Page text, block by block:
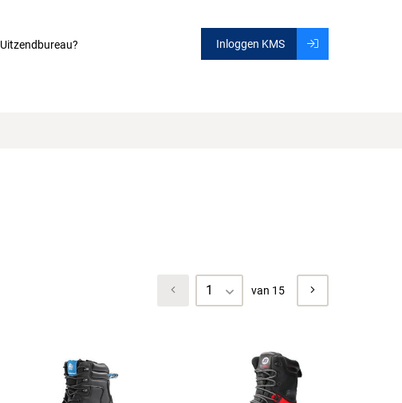
Uitzendbureau? Inloggen KMS
1 van 15